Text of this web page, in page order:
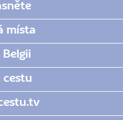
místa
Belgii
cestu